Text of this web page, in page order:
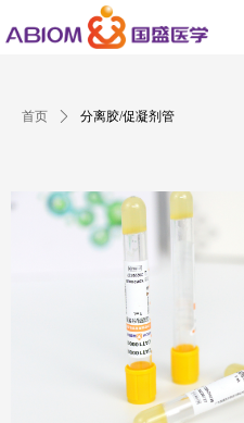
首页 ꄲ 分离胶/促凝剂管